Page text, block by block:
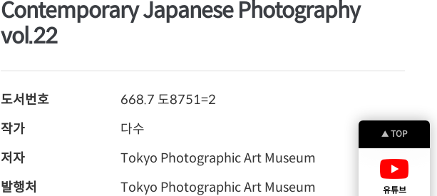
Contemporary Japanese Photography
vol.22
도서번호
668.7 도8751=2
작가
다수
저자
Tokyo Photographic Art Museum
발행처
Tokyo Photographic Art Museum
▲TOP
유튜브